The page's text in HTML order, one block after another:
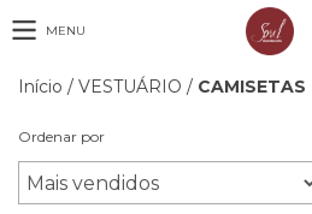
MENU
Início / VESTUÁRIO / CAMISETAS
Ordenar por